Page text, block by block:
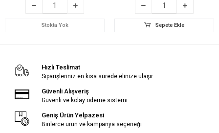
Stokta Yok Sepete Ekle
Hızlı Teslimat
Siparişleriniz en kısa sürede elinize ulaşır.
Güvenli Alışveriş
Güvenli ve kolay ödeme sistemi
Geniş Ürün Yelpazesi
Binlerce ürün ve kampanya seçeneği